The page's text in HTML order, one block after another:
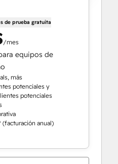
de prueba gratuita
/mes
equipos de
más
potenciales y
potenciales
anual)